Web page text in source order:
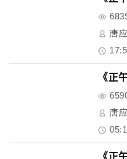
唐
唐